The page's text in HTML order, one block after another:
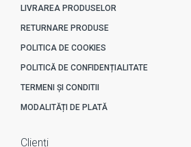
LIVRAREA PRODUSELOR
RETURNARE PRODUSE
POLITICA DE COOKIES
POLITICĂ DE CONFIDENȚIALITATE
TERMENI ȘI CONDITII
MODALITĂȚI DE PLATĂ
Clienți